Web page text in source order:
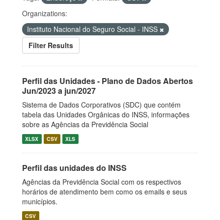
Organizations:
Instituto Nacional do Seguro Social - INSS
Filter Results
Perfil das Unidades - Plano de Dados Abertos
Jun/2023 a jun/2027
Sistema de Dados Corporativos (SDC) que contém
tabela das Unidades Orgânicas do INSS, informações
sobre as Agências da Previdência Social
XLSX CSV XLS
Perfil das unidades do INSS
Agências da Previdência Social com os respectivos
horários de atendimento bem como os emails e seus
municípios.
CSV